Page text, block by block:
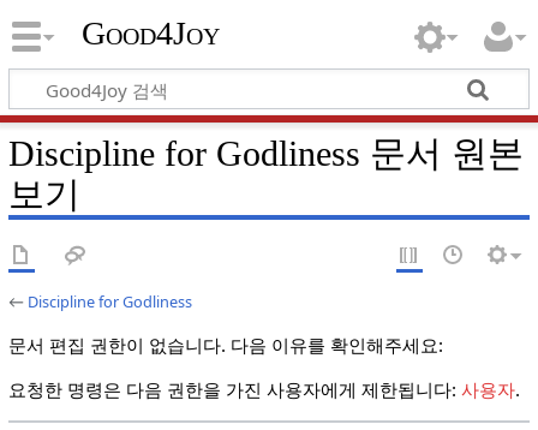
Good4Joy
Discipline for Godliness 문서 원본
보기
← Discipline for Godliness
문서 편집 권한이 없습니다. 다음 이유를 확인해주세요:
요청한 명령은 다음 권한을 가진 사용자에게 제한됩니다: 사용자.